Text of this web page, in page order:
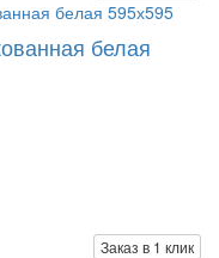
белая
Заказ в 1 клик